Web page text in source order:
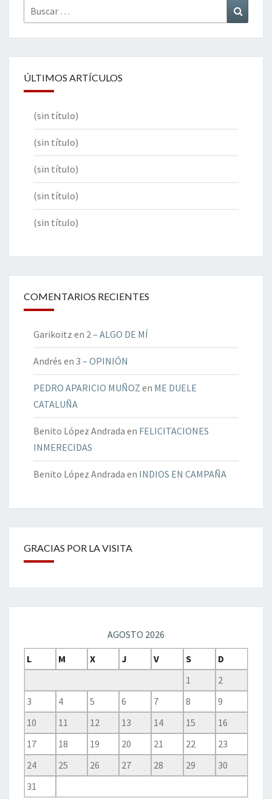
Buscar
por:
ÚLTIMOS ARTÍCULOS
(sin título)
(sin título)
(sin título)
(sin título)
(sin título)
COMENTARIOS RECIENTES
Garikoitz en 2 – ALGO DE MÍ
Andrés en 3 – OPINIÓN
PEDRO APARICIO MUÑOZ en ME DUELE
CATALUÑA
Benito López Andrada en FELICITACIONES
INMERECIDAS
Benito López Andrada en INDIOS EN CAMPAÑA
GRACIAS POR LA VISITA
AGOSTO 2026
L
M X J V S
D
1
2
3
4 5 6 7 8
9
10
11 12 13 14 15
16
17
18 19 20 21 22
23
24
25 26 27 28 29
30
31